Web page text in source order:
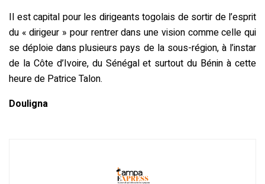
Il est capital pour les dirigeants togolais de sortir de l’esprit
du « dirigeur » pour rentrer dans une vision comme celle qui
se déploie dans plusieurs pays de la sous-région, à l’instar
de la Côte d’Ivoire, du Sénégal et surtout du Bénin à cette
heure de Patrice Talon.
Douligna